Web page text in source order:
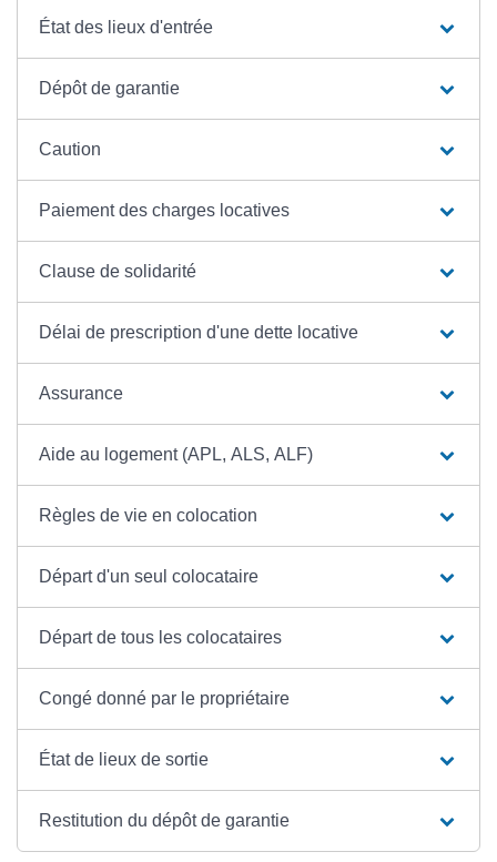
État des lieux d'entrée
Dépôt de garantie
Caution
Paiement des charges locatives
Clause de solidarité
Délai de prescription d'une dette locative
Assurance
Aide au logement (APL, ALS, ALF)
Règles de vie en colocation
Départ d'un seul colocataire
Départ de tous les colocataires
Congé donné par le propriétaire
État de lieux de sortie
Restitution du dépôt de garantie